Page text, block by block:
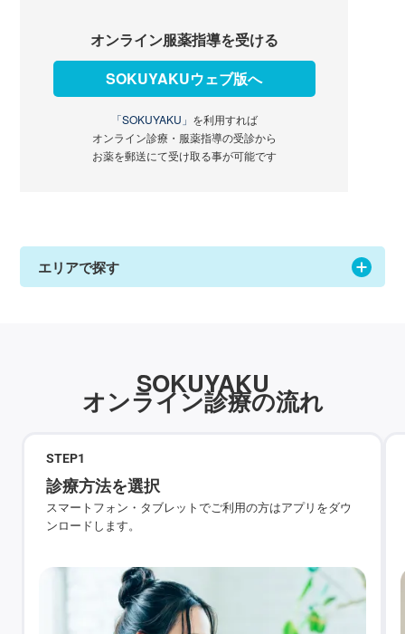
オンライン服薬指導を受ける
SOKUYAKUウェブ版へ
「SOKUYAKU」 を利用すれば
オンライン診療・服薬指導の受診から
お薬を郵送にて受け取る事が可能です
エリアで探す
SOKUYAKU
オンライン診療の流れ
STEP1
診療方法を選択
スマートフォン・タブレットでご利用の方はアプリをダウ
ンロードします。